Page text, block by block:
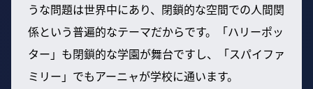
うな問題は世界中にあり、閉鎖的な空間での人間関
係という普遍的なテーマだからです。「ハリーポッ
ター」も閉鎖的な学園が舞台ですし、「スパイファ
ミリー」でもアーニャが学校に通います。